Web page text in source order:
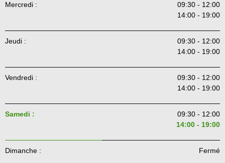
Mercredi :
09:30 - 12:00
14:00 - 19:00
Jeudi :
09:30 - 12:00
14:00 - 19:00
Vendredi :
09:30 - 12:00
14:00 - 19:00
Samedi :
09:30 - 12:00
14:00 - 19:00
Dimanche : Fermé